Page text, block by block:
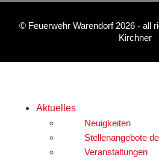
© Feuerwehr Warendorf 2026 - all
Kirchner
Aktuelles
Neuigkeiten
Stellenangebote
Veranstaltungen